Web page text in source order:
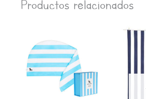
Productos relacionados